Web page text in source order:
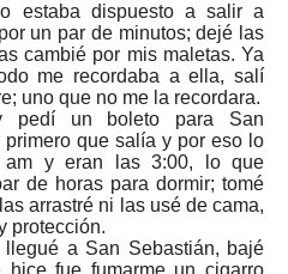
estaba dispuesto a salir a
un par de minutos; dejé las
cambié por mis maletas. Ya
me recordaba a ella, salí
uno que no me la recordara.
pedí un boleto para San
que salía y por eso lo
y eran las 3:00, lo que
de horas para dormir; tomé
arrastré ni las usé de cama,
protección.
a San Sebastián, bajé
fue fumarme un cigarro